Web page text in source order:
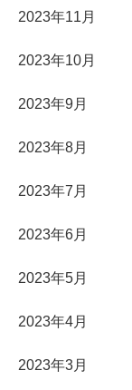
2023年11月
2023年10月
2023年9月
2023年8月
2023年7月
2023年6月
2023年5月
2023年4月
2023年3月